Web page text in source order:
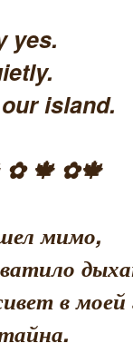
yes.
island.
✿ 🍁 ✿🍁
мимо,
в моей